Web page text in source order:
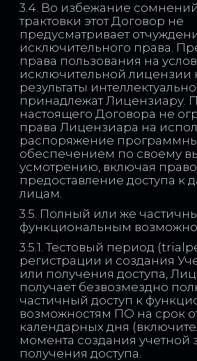
3.4. Во избежание
трактовки этот Договор не
предусматривает
исключительного права.
права пользования на
исключительной лицензии
результаты
принадлежат Лицензиару.
настоящего Договора не
права Лицензиара на
распоряжение
обеспечением по своему
усмотрению, включая
предоставление доступа к
лицам.
3.5. Полный или же
функциональным
3.5.1. Тестовый период
регистрации и создания
или получения доступа,
получает безвозмездно
частичный доступ к
возможностям ПО на срок
календарных дня
момента создания учетной
получения доступа.